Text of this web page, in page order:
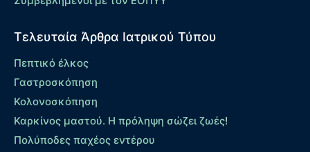
Τελευταία Άρθρα Ιατρικού Τύπου
Πεπτικό έλκος
Γαστροσκόπηση
Κολονοσκόπηση
Καρκίνος μαστού. Η πρόληψη σώζει ζωές!
Πολύποδες παχέος εντέρου